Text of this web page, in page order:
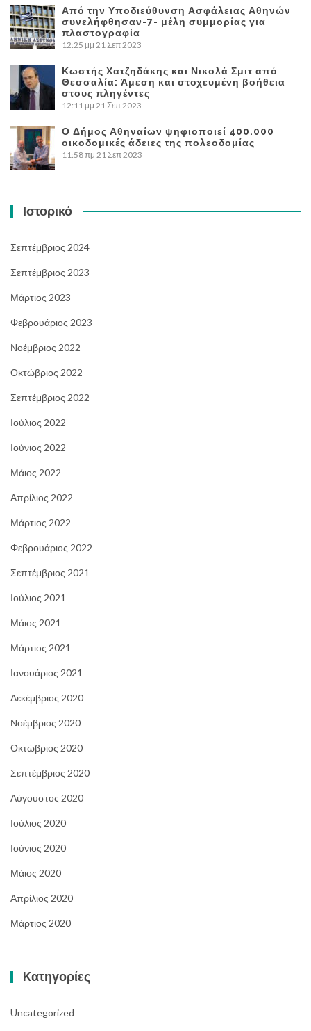
Από την Υποδιεύθυνση Ασφάλειας Αθηνών
συνελήφθησαν-7- μέλη συμμορίας για
πλαστογραφία
12:25 μμ 21 Σεπ 2023
Κωστής Χατζηδάκης και Νικολά Σμιτ από
Θεσσαλία: Άμεση και στοχευμένη βοήθεια
στους πληγέντες
12:11 μμ 21 Σεπ 2023
Ο Δήμος Αθηναίων ψηφιοποιεί 400.000
οικοδομικές άδειες της πολεοδομίας
11:58 πμ 21 Σεπ 2023
Ιστορικό
Σεπτέμβριος 2024
Σεπτέμβριος 2023
Μάρτιος 2023
Φεβρουάριος 2023
Νοέμβριος 2022
Οκτώβριος 2022
Σεπτέμβριος 2022
Ιούλιος 2022
Ιούνιος 2022
Μάιος 2022
Απρίλιος 2022
Μάρτιος 2022
Φεβρουάριος 2022
Σεπτέμβριος 2021
Ιούλιος 2021
Μάιος 2021
Μάρτιος 2021
Ιανουάριος 2021
Δεκέμβριος 2020
Νοέμβριος 2020
Οκτώβριος 2020
Σεπτέμβριος 2020
Αύγουστος 2020
Ιούλιος 2020
Ιούνιος 2020
Μάιος 2020
Απρίλιος 2020
Μάρτιος 2020
Kατηγορίες
Uncategorized